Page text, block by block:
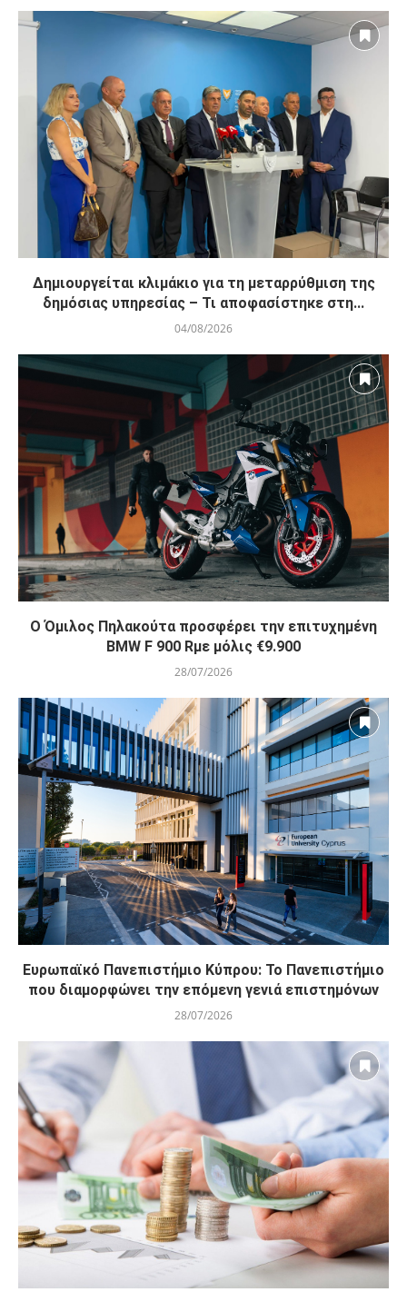
Δημιουργείται κλιμάκιο για τη μεταρρύθμιση της
δημόσιας υπηρεσίας – Τι αποφασίστηκε στη...
04/08/2026
O Όμιλος Πηλακούτα προσφέρει την επιτυχημένη
BMW F 900 Rμε μόλις €9.900
28/07/2026
Ευρωπαϊκό Πανεπιστήμιο Κύπρου: Το Πανεπιστήμιο
που διαμορφώνει την επόμενη γενιά επιστημόνων
28/07/2026